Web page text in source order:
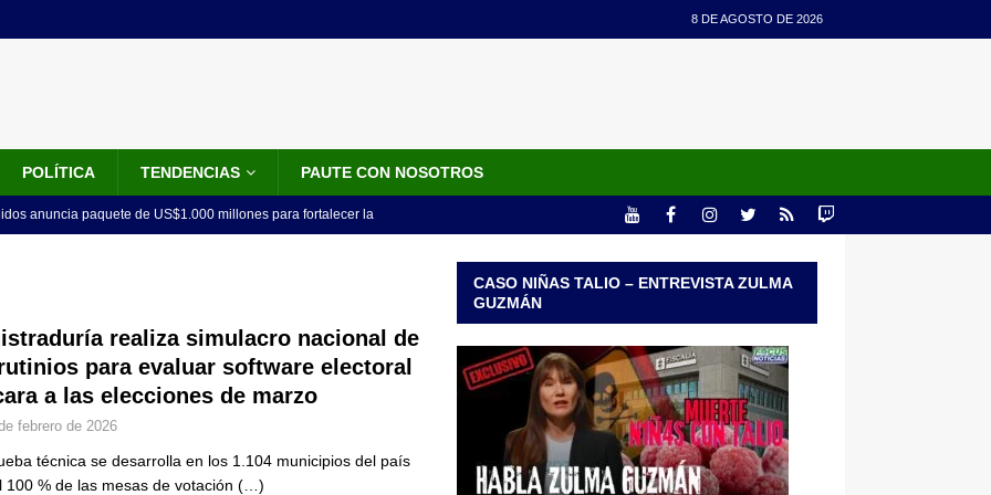
8 DE AGOSTO DE 2026
POLÍTICA TENDENCIAS PAUTE CON NOSOTROS
anuncia paquete de US$1.000 millones para fortalecer la
presidente de Colombia JUDICIALES
la Espriella ya es presidente de Colombia: recibió la banda
LO ÚLTIMO
en el Cantón Pichincha LO ÚLTIMO
realiza simulacro nacional de
para evaluar software electoral
a las elecciones de marzo
febrero de 2026
técnica se desarrolla en los 1.104 municipios del país
100 % de las mesas de votación (…)
CASO NIÑAS TALIO – ENTREVISTA ZULMA
GUZMÁN